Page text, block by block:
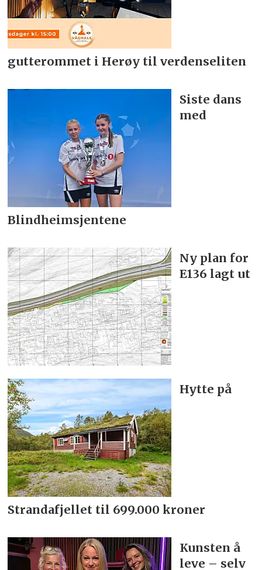
gutterommet i Herøy til verdenseliten
Siste dans
med
Blindheimsjentene
Ny plan for
E136 lagt ut
Hytte på
Strandafjellet til 699.000 kroner
Kunsten å
leve – selv